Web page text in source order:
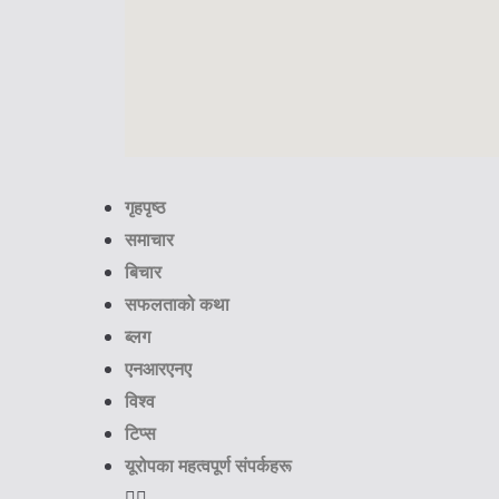
गृहपृष्ठ
समाचार
बिचार
सफलताको कथा
ब्लग
एनआरएनए
विश्व
टिप्स
यूरोपका महत्वपूर्ण संपर्कहरू